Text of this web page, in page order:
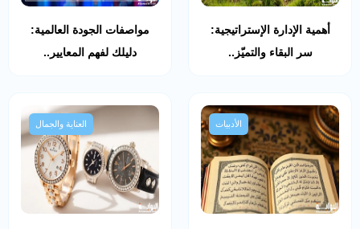
أهمية الإدارة الإستراتيجية:
سر البقاء والتميّز..
مواصفات الجودة العالمية:
دليلك لفهم المعايير..
الأدبيات العناية والجمال